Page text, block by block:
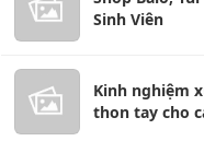
Sinh Viên
Kinh nghiệm
thon tay cho